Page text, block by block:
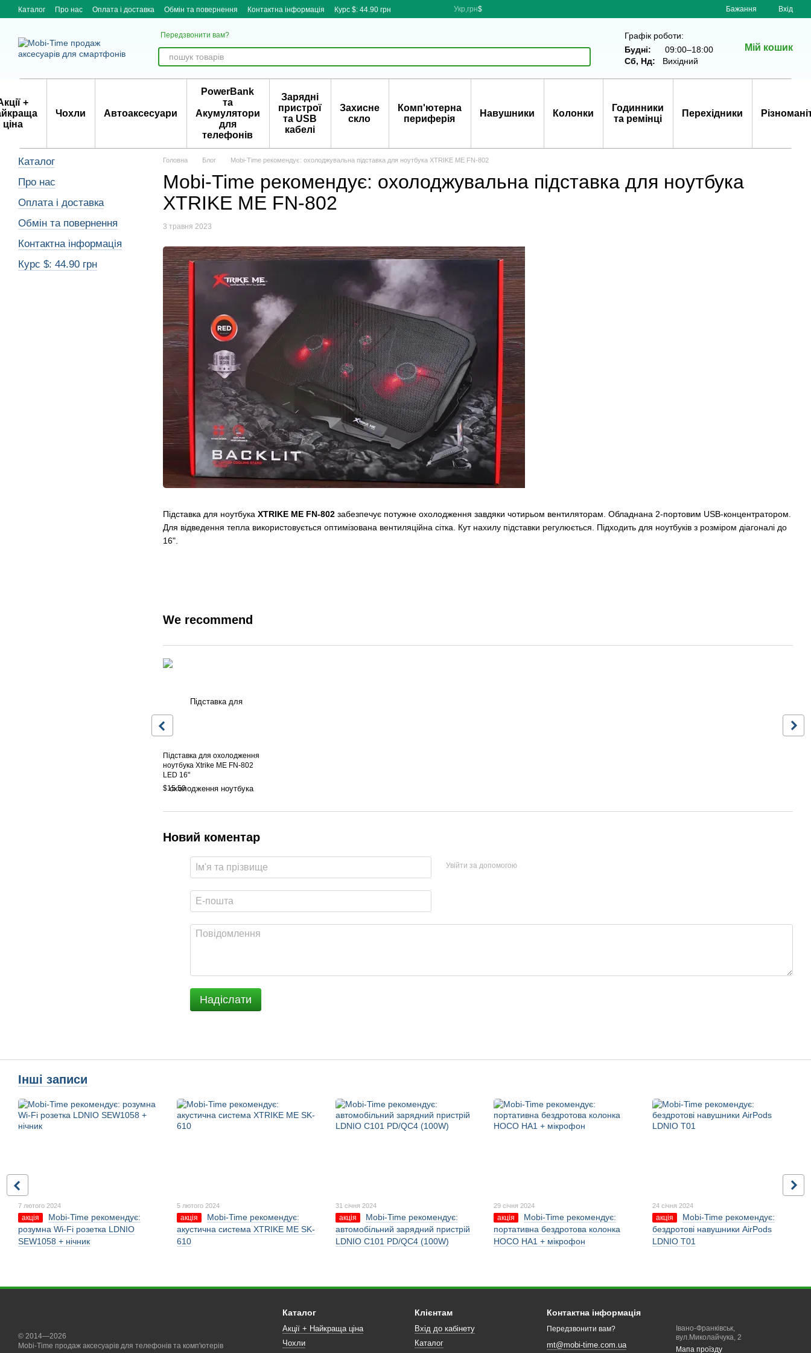
Skip to main content
Каталог Про нас Оплата і доставка Обмін та повернення Контактна інформація Курс $: 44.90 грн Укр,грн$ Бажання Вхід
Передзвонити вам?
Графік роботи:
Будні:
09:00–18:00
Сб, Нд:
Вихідний
Мій кошик
+
ціна
Чохли Автоаксесуари
PowerBank
та
Акумулятори
для
телефонів
Зарядні
пристрої
та USB
кабелі
Захисне
скло
Комп'ютерна
периферія
Навушники Колонки
Годинники
та ремінці
Перехідники
Головна Блог Mobi-Time рекомендує: охолоджувальна підставка для ноутбука XTRIKE ME FN-802
Mobi-Time рекомендує: охолоджувальна підставка для ноутбука
XTRIKE ME FN-802
3 травня 2023
Підставка для ноутбука XTRIKE ME FN-802 забезпечує потужне охолодження завдяки чотирьом вентиляторам. Обладнана 2-портовим USB-концентратором.
Для відведення тепла використовується оптимізована вентиляційна сітка. Кут нахилу підставки регулюється. Підходить для ноутбуків з розміром діагоналі до
16".
We recommend
Підставка для охолодження
ноутбука Xtrike ME FN-802
LED 16"
$15.50
Новий коментар
Увійти за допомогою
Надіслати
Каталог
Про нас
Оплата і доставка
Обмін та повернення
Контактна інформація
Курс $: 44.90 грн
Інші записи
7 лютого 2024
акція
Mobi-Time рекомендує:
розумна Wi-Fi розетка LDNIO
SEW1058 + нічник
5 лютого 2024
акція
Mobi-Time рекомендує:
акустична система XTRIKE ME SK-
610
31 січня 2024
акція
Mobi-Time рекомендує:
автомобільний зарядний пристрій
LDNIO C101 PD/QC4 (100W)
29 січня 2024
акція
Mobi-Time рекомендує:
портативна бездротова колонка
HOCO HA1 + мікрофон
24 січня 2024
акція
Mobi-Time рекомендує:
бездротові навушники AirPods
LDNIO T01
© 2014—2026
Mobi-Time продаж аксесуарів для телефонів та комп'ютерів
Каталог
Акції + Найкраща ціна
Чохли
Клієнтам
Вхід до кабінету
Каталог
Контактна інформація
Передзвонити вам?
mt@mobi-time.com.ua
Івано-Франківськ,
вул.Миколайчука, 2
Мапа проїзду